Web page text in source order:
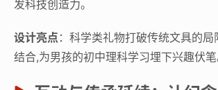
发科技创造力。
设计亮点 ：科学类礼物打破传统文具的局
结合,为男孩的初中理科学习埋下兴趣伏笔